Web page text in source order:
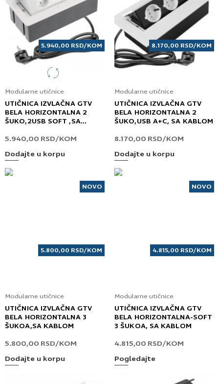
5.940,00 RSD/KOM
Modularne utičnice
UTIČNICA IZVLAČNA GTV
BELA HORIZONTALNA 2
ŠUKO,2USB SOFT ,SA
5.940,00 RSD/KOM
Dodajte u korpu
8.170,00 RSD/KOM
Modularne utičnice
UTIČNICA IZVLAČNA GTV
BELA HORIZONTALNA 2
ŠUKO,USB A+C, SA KABLOM
8.170,00 RSD/KOM
Dodajte u korpu
NOVO
5.800,00 RSD/KOM
Modularne utičnice
UTIČNICA IZVLAČNA GTV
BELA HORIZONTALNA 3
ŠUKOA,SA KABLOM
5.800,00 RSD/KOM
Dodajte u korpu
NOVO
4.815,00 RSD/KOM
Modularne utičnice
UTIČNICA IZVLAČNA GTV
BELA HORIZONTALNA-SOFT
3 ŠUKOA, SA KABLOM
4.815,00 RSD/KOM
Pogledajte